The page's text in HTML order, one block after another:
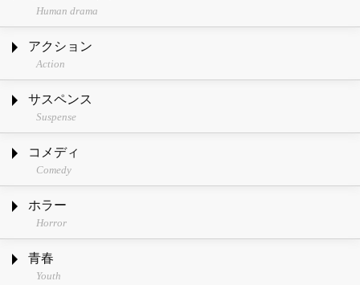
Human drama
アクション
Action
サスペンス
Suspense
コメディ
Comedy
ホラー
Horror
青春
Youth